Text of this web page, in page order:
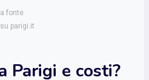
fonte
parigi.it
Parigi e costi?